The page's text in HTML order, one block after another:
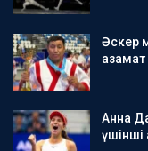
Әскер
азамат
Анна